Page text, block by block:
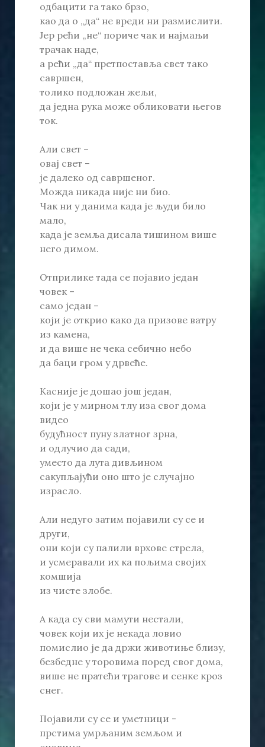
одбацити га тако брзо,
као да о „да“ не вреди ни размислити.
Јер рећи „не“ пориче чак и најмањи
трачак наде,
а рећи „да“ претпоставља свет тако
савршен,
толико подложан жељи,
да једна рука може обликовати његов
ток.
Али свет –
овај свет –
је далеко од савршеног.
Можда никада није ни био.
Чак ни у данима када је људи било
мало,
када је земља дисала тишином више
него димом.
Отприлике тада се појавио један
човек –
само један –
који је открио како да призове ватру
из камена,
и да више не чека себично небо
да баци гром у дрвеће.
Касније је дошао још један,
који је у мирном тлу иза свог дома
видео
будућност пуну златног зрна,
и одлучио да сади,
уместо да лута дивљином
сакупљајући оно што је случајно
израсло.
Али недуго затим појавили су се и
други,
они који су палили врхове стрела,
и усмеравали их ка пољима својих
комшија
из чисте злобе.
А када су сви мамути нестали,
човек који их је некада ловио
помислио је да држи животиње близу,
безбедне у торовима поред свог дома,
више не пратећи трагове и сенке кроз
снег.
Појавили су се и уметници -
прстима умрљаним земљом и